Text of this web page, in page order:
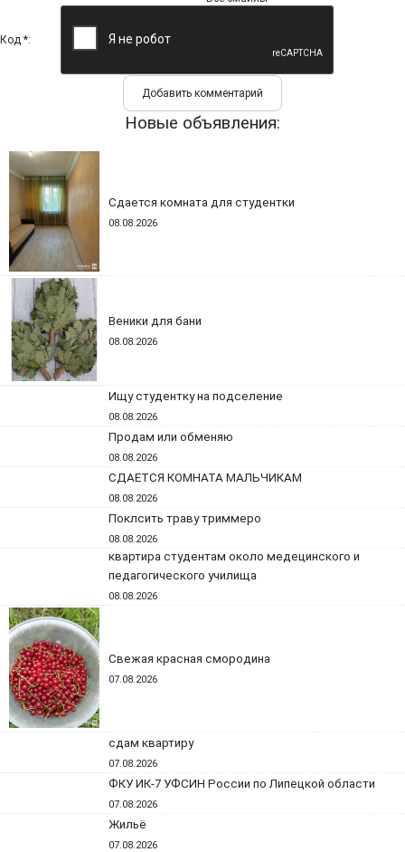
Код *:
Новые объявления:
Сдается комната для студентки
08.08.2026
Веники для бани
08.08.2026
Ищу студентку на подселение
08.08.2026
Продам или обменяю
08.08.2026
СДАЕТСЯ КОМНАТА МАЛЬЧИКАМ
08.08.2026
Поклсить траву триммеро
08.08.2026
квартира студентам около медецинского и
педагогического училища
08.08.2026
Свежая красная смородина
07.08.2026
сдам квартиру
07.08.2026
ФКУ ИК-7 УФСИН России по Липецкой области
07.08.2026
Жильё
07.08.2026